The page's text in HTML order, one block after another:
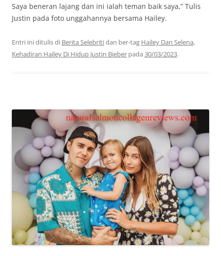
Saya beneran lajang dan ini ialah teman baik saya,” Tulis
Justin pada foto unggahannya bersama Hailey.
Entri ini ditulis di Berita Selebritidan ber-tag Hailey Dan Selena,
Kehadiran Hailey Di Hidup Justin Bieber pada 30/03/2023.